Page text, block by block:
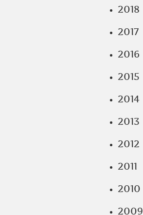
2018
2017
2016
2015
2014
2013
2012
2011
2010
2009